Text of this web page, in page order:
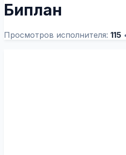
Биплан
Просмотров исполнителя: 115